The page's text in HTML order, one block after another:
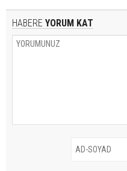
HABERE YORUM KAT